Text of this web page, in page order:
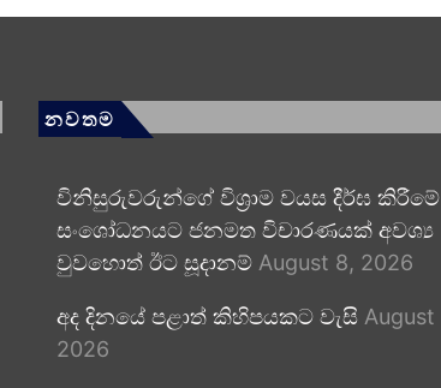
නවතම
විනිසුරුවරුන්ගේ විශ්‍රාම වයස දීර්ඝ කිරීමේ
සංශෝධනයට ජනමත විචාරණයක් අවශ්‍ය
වුවහොත් ඊට සූදානම් August 8, 2026
අද දිනයේ පළාත් කිහිපයකට වැසි August
2026